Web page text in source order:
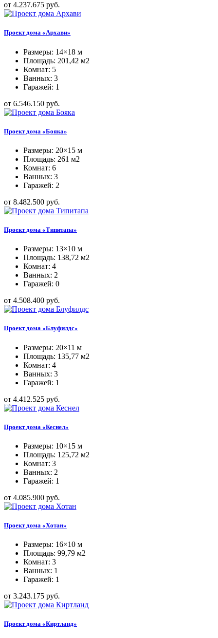
от 4.237.675 руб.
Проект дома «Архави»
Размеры: 14×18 м
Площадь: 201,42 м2
Комнат: 5
Ванных: 3
Гаражей: 1
от 6.546.150 руб.
Проект дома «Бояка»
Размеры: 20×15 м
Площадь: 261 м2
Комнат: 6
Ванных: 3
Гаражей: 2
от 8.482.500 руб.
Проект дома «Типитапа»
Размеры: 13×10 м
Площадь: 138,72 м2
Комнат: 4
Ванных: 2
Гаражей: 0
от 4.508.400 руб.
Проект дома «Блуфилдс»
Размеры: 20×11 м
Площадь: 135,77 м2
Комнат: 4
Ванных: 3
Гаражей: 1
от 4.412.525 руб.
Проект дома «Кеснел»
Размеры: 10×15 м
Площадь: 125,72 м2
Комнат: 3
Ванных: 2
Гаражей: 1
от 4.085.900 руб.
Проект дома «Хотан»
Размеры: 16×10 м
Площадь: 99,79 м2
Комнат: 3
Ванных: 1
Гаражей: 1
от 3.243.175 руб.
Проект дома «Киртланд»